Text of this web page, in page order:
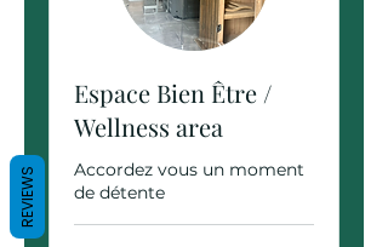
Espace Bien Être /
Wellness area
Accordez vous un moment
de détente
REVIEWS